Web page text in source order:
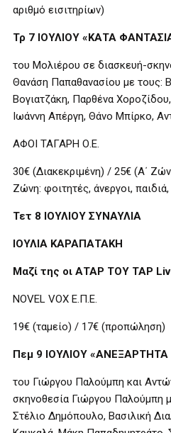
αριθμό εισιτηρίων)
Τρ 7 ΙΟΥΛΙΟΥ «ΚΑΤΑ
του Μολιέρου σε διασκευή-
Θανάση Παπαθανασίου με τους:
Βογιατζάκη, Παρθένα
Ιωάννη Απέργη, Θάνο Μπίρκο,
ΑΦΟΙ ΤΑΓΑΡΗ Ο.Ε.
30€ (Διακεκριμένη) / 25€ (Α΄
Ζώνη: φοιτητές, άνεργοι,
Τετ 8 ΙΟΥΛΙΟΥ ΣΥΝΑΥΛΙΑ
ΙΟΥΛΙΑ ΚΑΡΑΠΑΤΑΚΗ
Μαζί της οι ΑΤΑΡ ΤΟΥ ΤΑΡ
NOVEL VOX Ε.Π.Ε.
19€ (ταμείο) / 17€ (προπώληση)
Πεμ 9 ΙΟΥΛΙΟΥ
του Γιώργου Παλούμπη και
σκηνοθεσία Γιώργου Παλούμπη
Στέλιο Δημόπουλο, Βασιλική